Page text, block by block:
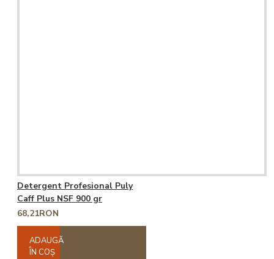
Detergent Profesional Puly
Caff Plus NSF 900 gr
68,21RON
ADAUGĂ
ÎN COŞ